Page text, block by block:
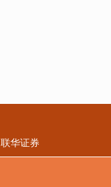
联华证券